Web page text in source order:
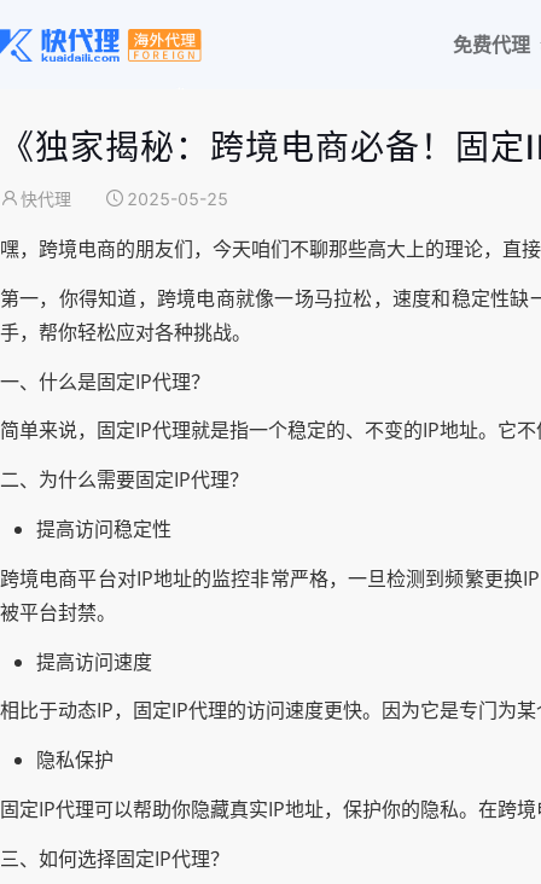
免费代理
《独家揭秘：跨境电商必备！固
快代理 2025-05-25
嘿，跨境电商的朋友们，今天咱们不聊那些高大上的理论，
第一，你得知道，跨境电商就像一场马拉松，速度和稳定性
手，帮你轻松应对各种挑战。
一、什么是固定IP代理？
简单来说，固定IP代理就是指一个稳定的、不变的IP地址。它
二、为什么需要固定IP代理？
提高访问稳定性
跨境电商平台对IP地址的监控非常严格，一旦检测到频繁更换
被平台封禁。
提高访问速度
相比于动态IP，固定IP代理的访问速度更快。因为它是专门为
隐私保护
固定IP代理可以帮助你隐藏真实IP地址，保护你的隐私。在跨
三、如何选择固定IP代理？